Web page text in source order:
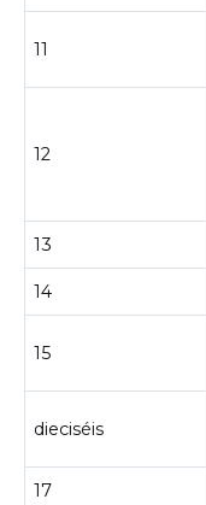
11
12
13
14
15
dieciséis
17